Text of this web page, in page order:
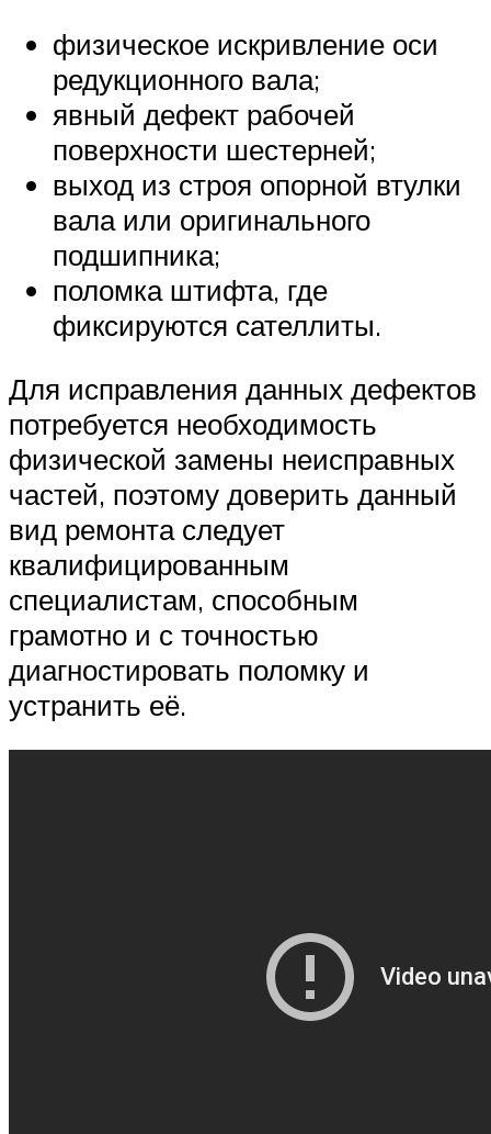
физическое искривление оси
редукционного вала;
явный дефект рабочей
поверхности шестерней;
выход из строя опорной втулки
вала или оригинального
подшипника;
поломка штифта, где
фиксируются сателлиты.
Для исправления данных дефектов
потребуется необходимость
физической замены неисправных
частей, поэтому доверить данный
вид ремонта следует
квалифицированным
специалистам, способным
грамотно и с точностью
диагностировать поломку и
устранить её.